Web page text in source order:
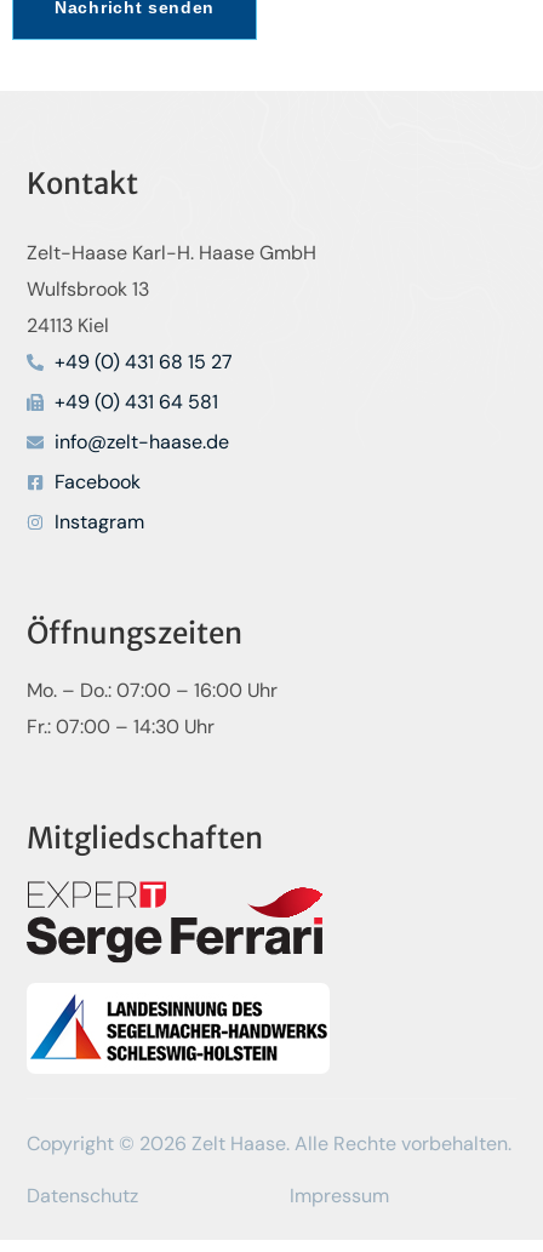
Kontakt
Zelt-Haase Karl-H. Haase GmbH
Wulfsbrook 13
24113 Kiel
+49 (0) 431 68 15 27
+49 (0) 431 64 581
info@zelt-haase.de
Facebook
Instagram
Öffnungszeiten
Mo. – Do.: 07:00 – 16:00 Uhr
Fr.: 07:00 – 14:30 Uhr
Mitgliedschaften
Copyright © 2026 Zelt Haase. Alle Rechte vorbehalten.
Datenschutz Impressum